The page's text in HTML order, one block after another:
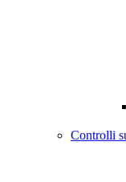
Controlli